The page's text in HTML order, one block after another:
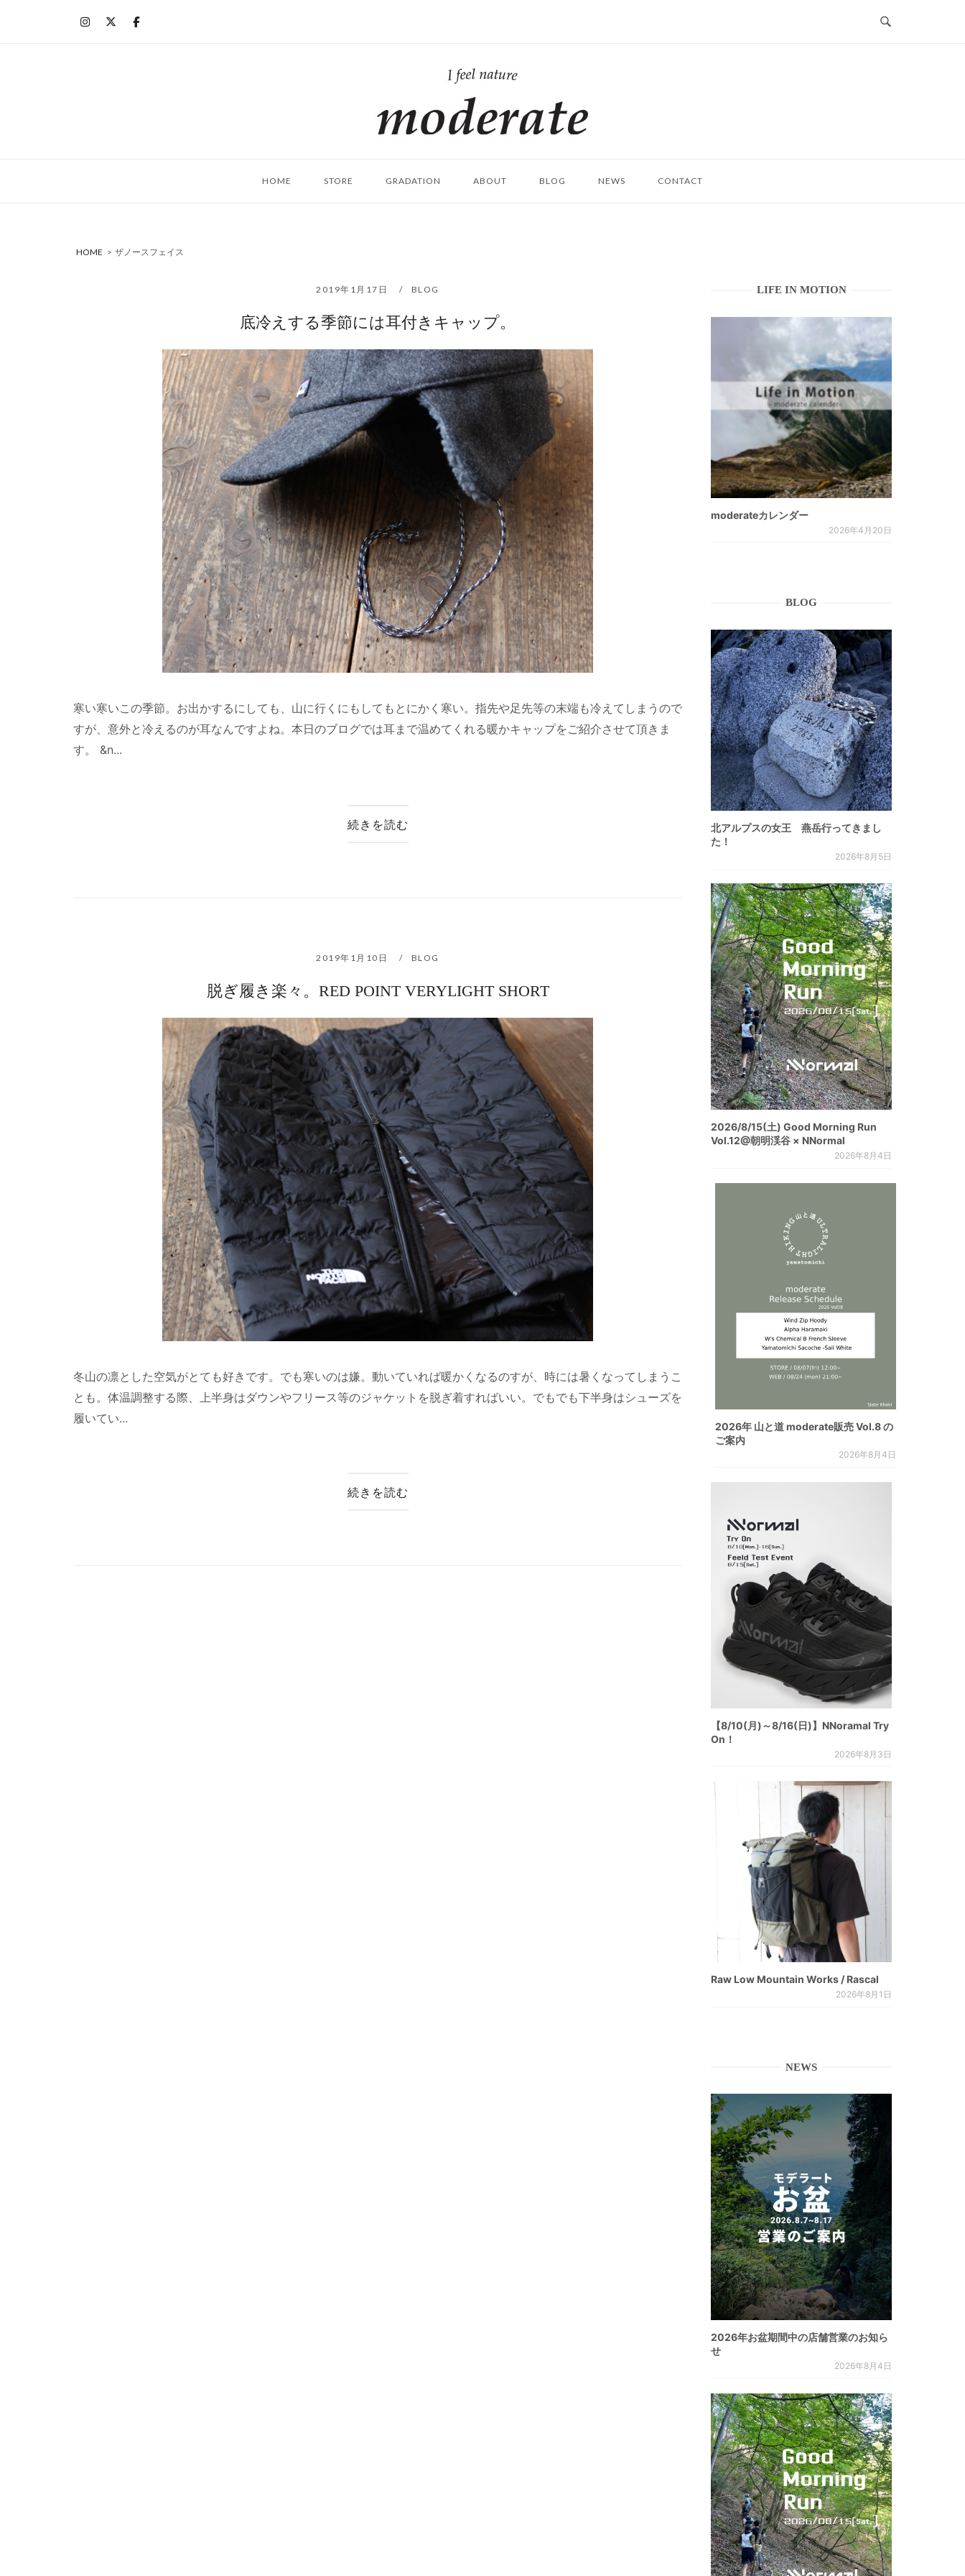
ム
HOME STORE GRADATION ABOUT BLOG NEWS CONTACT
HOME > ザノースフェイス
2019年1月17日 BLOG
底冷えする季節には耳付きキャップ。
寒い寒いこの季節。お出かするにしても、山に行くにもしてもとにかく寒い。指先や足先等の末端も冷えてしまうので
すが、意外と冷えるのが耳なんですよね。本日のブログでは耳まで温めてくれる暖かキャップをご紹介させて頂きま
す。 &n...
続きを読む
2019年1月10日 BLOG
脱ぎ履き楽々。RED POINT VERYLIGHT SHORT
冬山の凛とした空気がとても好きです。でも寒いのは嫌。動いていれば暖かくなるのすが、時には暑くなってしまうこ
とも。体温調整する際、上半身はダウンやフリース等のジャケットを脱ぎ着すればいい。でもでも下半身はシューズを
履いてい...
続きを読む
LIFE IN MOTION
moderateカレンダー
2026年4月20日
BLOG
北アルプスの女王 燕岳行ってきまし
た！
2026年8月5日
2026/8/15(土) Good Morning Run
Vol.12@朝明渓谷 × NNormal
2026年8月4日
2026年 山と道 moderate販売 Vol.8 の
ご案内
2026年8月4日
【8/10(月)～8/16(日)】NNoramal Try
On！
2026年8月3日
Raw Low Mountain Works / Rascal
2026年8月1日
NEWS
2026年お盆期間中の店舗営業のお知ら
せ
2026年8月4日